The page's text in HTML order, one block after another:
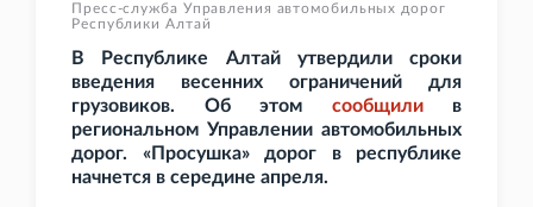
Пресс-служба Управления автомобильных дорог
Республики Алтай
В Республике Алтай утвердили сроки
введения весенних ограничений для
грузовиков. Об этом сообщилив
региональном Управлении автомобильных
дорог. «Просушка» дорог в республике
начнется в середине апреля.